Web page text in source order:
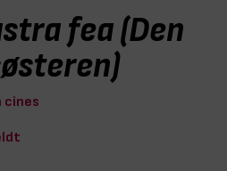
fea (Den
cines